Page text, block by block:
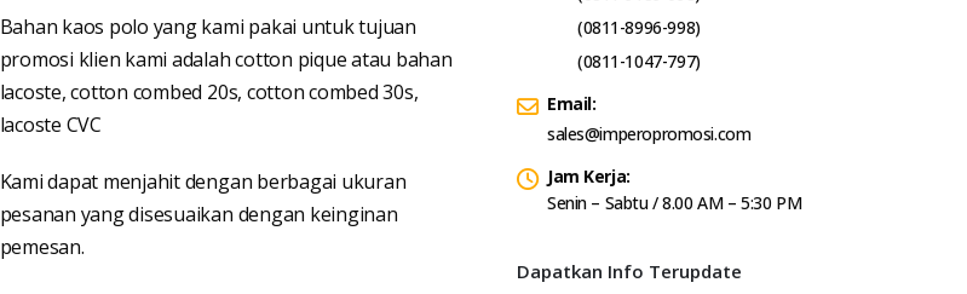
Bahan kaos polo yang kami pakai untuk tujuan
promosi klien kami adalah cotton pique atau bahan
lacoste, cotton combed 20s, cotton combed 30s,
lacoste CVC
Kami dapat menjahit dengan berbagai ukuran
pesanan yang disesuaikan dengan keinginan
pemesan.
(0811-8996-998)
(0811-1047-797)
Email:
sales@imperopromosi.com
Jam Kerja:
Senin – Sabtu / 8.00 AM – 5:30 PM
Dapatkan Info Terupdate